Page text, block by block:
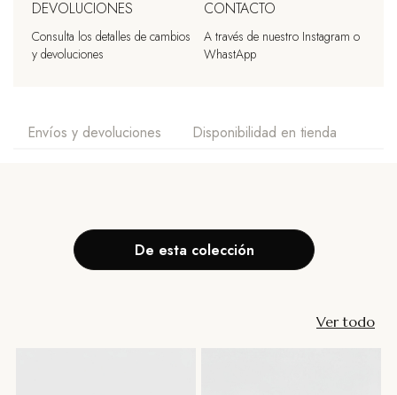
DEVOLUCIONES
Consulta los detalles de cambios
y devoluciones
CONTACTO
A través de nuestro Instagram o
WhastApp
Envíos y devoluciones Disponibilidad en tienda
De esta colección
Ver todo